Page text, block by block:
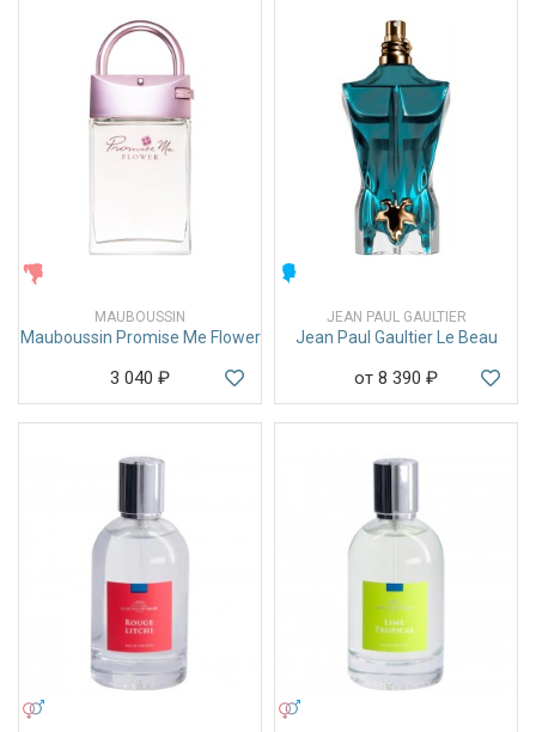
MAUBOUSSIN
Mauboussin Promise Me Flower
3 040 ₽
JEAN PAUL GAULTIER
Jean Paul Gaultier Le Beau
от 8 390 ₽